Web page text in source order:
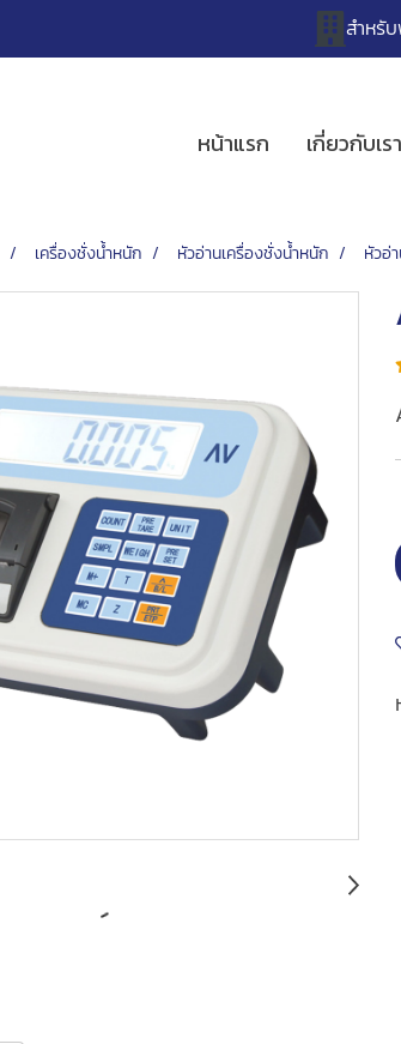
สำหรั
หน้าแรก เกี่ยวกับเรา
เครื่องชั่งน้ำหนัก หัวอ่านเครื่องชั่งน้ำหนัก หัวอ่